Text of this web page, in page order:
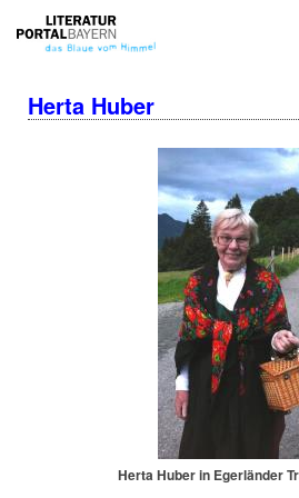
Herta Huber
Herta Huber in Egerländer